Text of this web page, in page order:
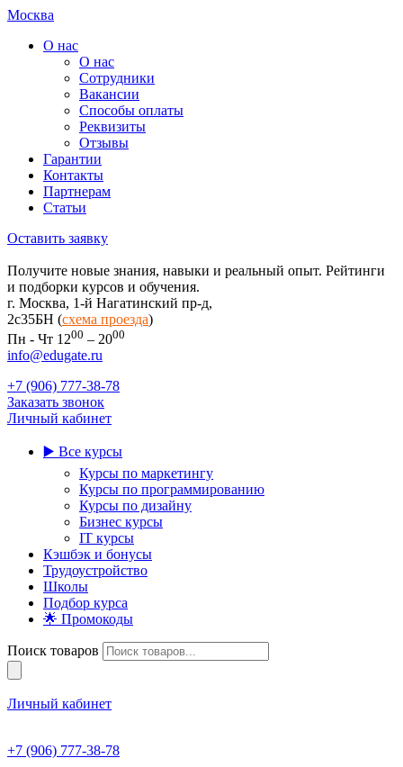
Москва
О нас
О нас
Сотрудники
Вакансии
Способы оплаты
Реквизиты
Отзывы
Гарантии
Контакты
Партнерам
Статьи
Оставить заявку
Получите новые знания, навыки и реальный опыт. Рейтинги
и подборки курсов и обучения.
г. Москва, 1-й Нагатинский пр-д,
2c35БН (схема проезда)
Пн - Чт 1200 – 2000
info@edugate.ru
+7 (906) 777-38-78
Заказать звонок
Личный кабинет
▶️ Все курсы
Курсы по маркетингу
Курсы по программированию
Курсы по дизайну
Бизнес курсы
IT курсы
Кэшбэк и бонусы
Трудоустройство
Школы
Подбор курса
🌟 Промокоды
Поиск товаров
Личный кабинет
+7 (906) 777-38-78